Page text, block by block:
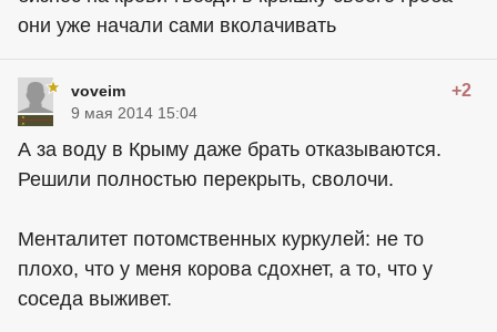
они уже начали сами вколачивать
voveim +2
9 мая 2014 15:04
А за воду в Крыму даже брать отказываются.
Решили полностью перекрыть, сволочи.
Менталитет потомственных куркулей: не то
плохо, что у меня корова сдохнет, а то, что у
соседа выживет.